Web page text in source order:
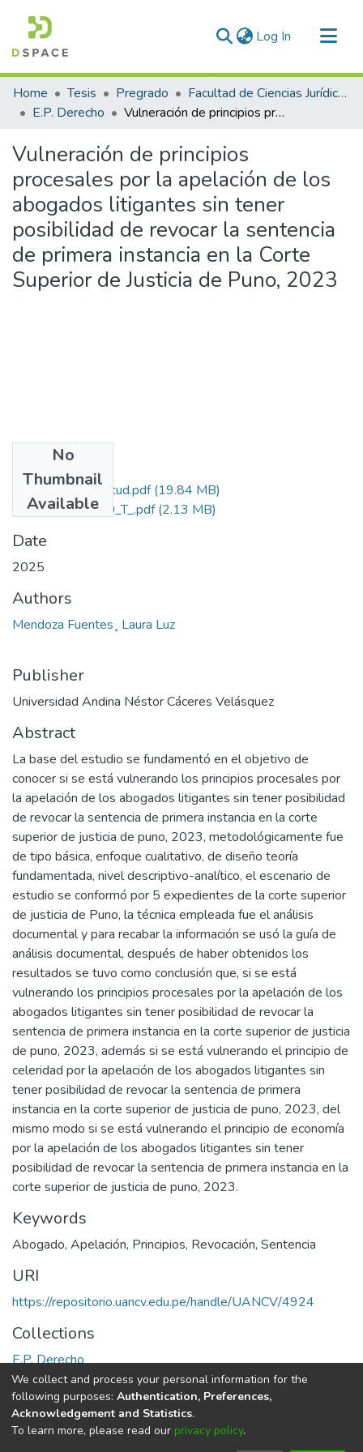
Log In (current)
Communities & Collections
All of DSpace
Home Tesis Pregrado
Facultad de Ciencias Jurídicas y Políticas
E.P. Derecho
Vulneración de principios procesales por la apelación de los abogados litigantes sin tener posibilidad de revocar la sentencia de primera instancia en la Corte Superior de Justicia de Puno, 2023
Vulneración de principios
procesales por la apelación de los
abogados litigantes sin tener
posibilidad de revocar la sentencia
de primera instancia en la Corte
Superior de Justicia de Puno, 2023
No
Thumbnail
Available
Grado de Similitud.pdf(19.84 MB)
T036_76536330_T_.pdf(2.13 MB)
Date
2025
Authors
Mendoza Fuentes¸ Laura Luz
Publisher
Universidad Andina Néstor Cáceres Velásquez
Abstract
La base del estudio se fundamentó en el objetivo de
conocer si se está vulnerando los principios procesales por
la apelación de los abogados litigantes sin tener posibilidad
de revocar la sentencia de primera instancia en la corte
superior de justicia de puno, 2023, metodológicamente fue
de tipo básica, enfoque cualitativo, de diseño teoría
fundamentada, nivel descriptivo-analítico, el escenario de
estudio se conformó por 5 expedientes de la corte superior
de justicia de Puno, la técnica empleada fue el análisis
documental y para recabar la información se usó la guía de
análisis documental, después de haber obtenidos los
resultados se tuvo como conclusión que, si se está
vulnerando los principios procesales por la apelación de los
abogados litigantes sin tener posibilidad de revocar la
sentencia de primera instancia en la corte superior de justicia
de puno, 2023, además si se está vulnerando el principio de
celeridad por la apelación de los abogados litigantes sin
tener posibilidad de revocar la sentencia de primera
instancia en la corte superior de justicia de puno, 2023, del
mismo modo si se está vulnerando el principio de economía
por la apelación de los abogados litigantes sin tener
posibilidad de revocar la sentencia de primera instancia en la
corte superior de justicia de puno, 2023.
Keywords
Abogado, Apelación, Principios, Revocación, Sentencia
URI
https://repositorio.uancv.edu.pe/handle/UANCV/4924
Collections
E.P. Derecho
Full item page
DSpace softwarecopyright © 2002-2026
We collect and process your personal information for the
following purposes: Authentication, Preferences,
Acknowledgement and Statistics.
To learn more, please read our privacy policy.